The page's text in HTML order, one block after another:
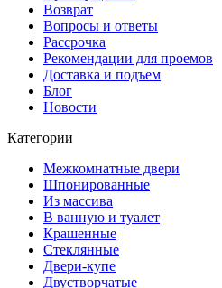
Возврат
Вопросы и ответы
Рассрочка
Рекомендации для проемов
Доставка и подъем
Блог
Новости
Категории
Межкомнатные двери
Шпонированные
Из массива
В ванную и туалет
Крашенные
Стеклянные
Двери-купе
Двустворчатые